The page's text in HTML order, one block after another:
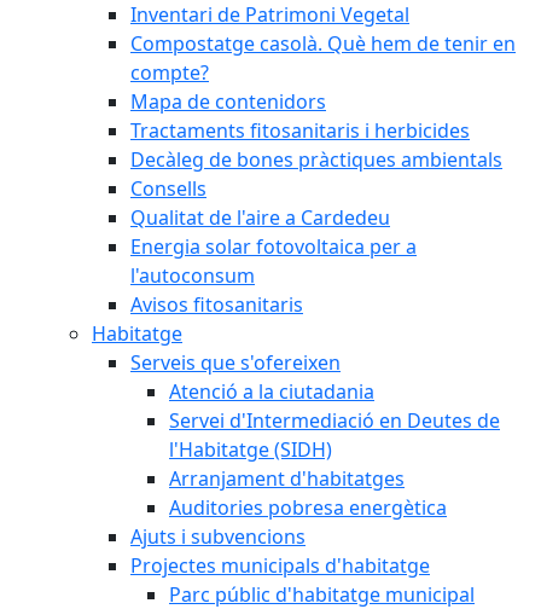
Inventari de Patrimoni Vegetal
Compostatge casolà. Què hem de tenir en
compte?
Mapa de contenidors
Tractaments fitosanitaris i herbicides
Decàleg de bones pràctiques ambientals
Consells
Qualitat de l'aire a Cardedeu
Energia solar fotovoltaica per a
l'autoconsum
Avisos fitosanitaris
Habitatge
Serveis que s'ofereixen
Atenció a la ciutadania
Servei d'Intermediació en Deutes de
l'Habitatge (SIDH)
Arranjament d'habitatges
Auditories pobresa energètica
Ajuts i subvencions
Projectes municipals d'habitatge
Parc públic d'habitatge municipal